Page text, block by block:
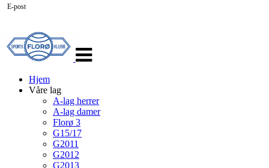
navigasjon
Hjem
Våre lag
A-lag herrer
A-lag damer
Florø 3
G15/17
G2011
G2012
G2013
E-post